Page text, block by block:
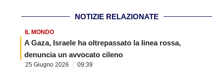
NOTIZIE RELAZIONATE
IL MONDO
A Gaza, Israele ha oltrepassato la linea rossa,
denuncia un avvocato cileno
25 Giugno 2026 09:39